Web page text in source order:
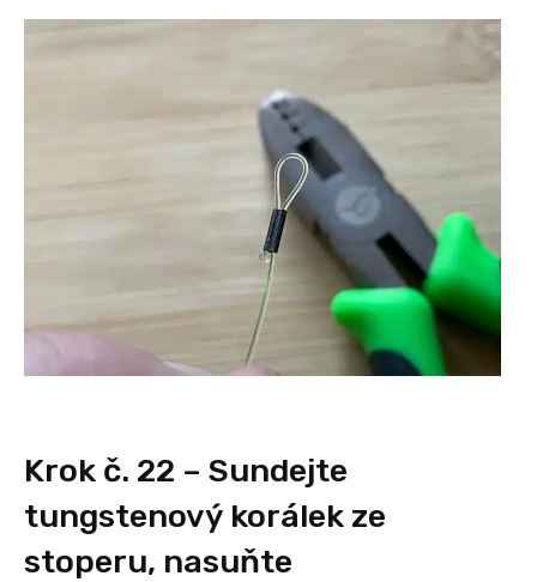
Krok č. 22 – Sundejte
tungstenový korálek ze
stoperu, nasuňte